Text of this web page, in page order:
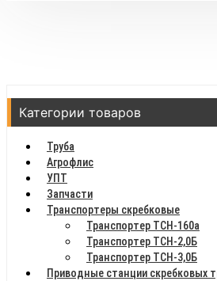
Категории товаров
Труба
Агрофлис
УПТ
Запчасти
Транспортеры скребковые
Транспортер ТСН-160а
Транспортер ТСН-2,0Б
Транспортер ТСН-3,0Б
Приводные станции скребковых